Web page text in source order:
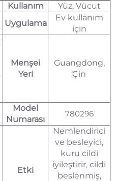
Kullanım
Yüz, Vücut
Uygulama
Ev kullanım
için
Menşei
Yeri
Guangdong,
Çin
Model
Numarası
780296
Etki
Nemlendirici
ve besleyici,
kuru cildi
iyileştirir, cildi
beslenmiş,